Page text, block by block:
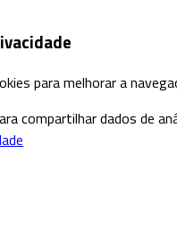
para melhorar a
compartilhar dados de